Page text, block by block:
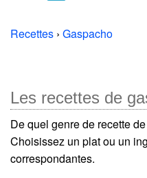
Recettes › Gaspacho
Les recettes de
De quel genre de recette
Choisissez un plat ou un
correspondantes.